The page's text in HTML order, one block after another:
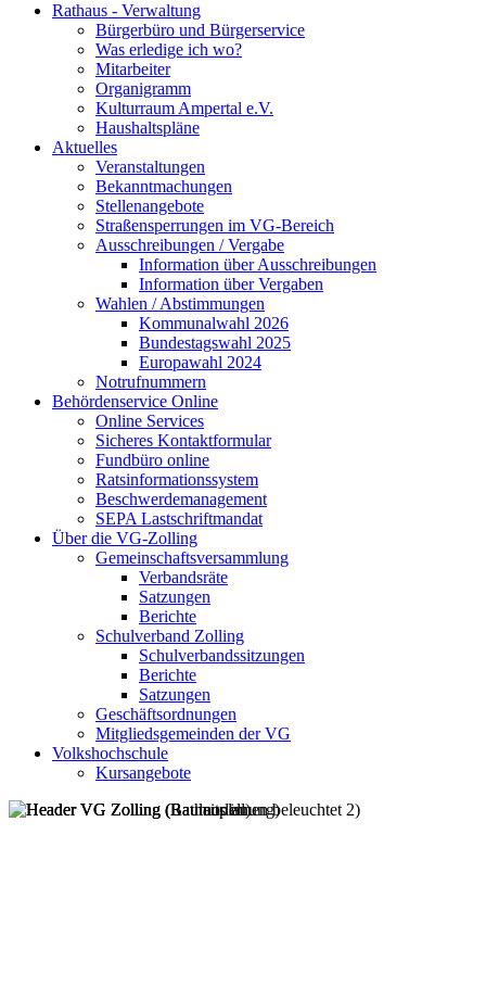
Rathaus - Verwaltung
Bürgerbüro und Bürgerservice
Was erledige ich wo?
Mitarbeiter
Organigramm
Kulturraum Ampertal e.V.
Haushaltspläne
Aktuelles
Veranstaltungen
Bekanntmachungen
Stellenangebote
Straßensperrungen im VG-Bereich
Ausschreibungen / Vergabe
Information über Ausschreibungen
Information über Vergaben
Wahlen / Abstimmungen
Kommunalwahl 2026
Bundestagswahl 2025
Europawahl 2024
Notrufnummern
Behördenservice Online
Online Services
Sicheres Kontaktformular
Fundbüro online
Ratsinformationssystem
Beschwerdemanagement
SEPA Lastschriftmandat
Über die VG-Zolling
Gemeinschaftsversammlung
Verbandsräte
Satzungen
Berichte
Schulverband Zolling
Schulverbandssitzungen
Berichte
Satzungen
Geschäftsordnungen
Mitgliedsgemeinden der VG
Volkshochschule
Kursangebote